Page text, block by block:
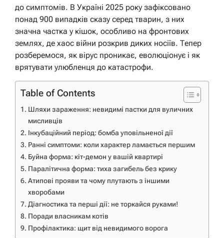
до симптомів. В Україні 2025 року зафіксовано
понад 900 випадків сказу серед тварин, з них
значна частка у кішок, особливо на фронтових
землях, де хаос війни розкрив диких носіїв. Тепер
розберемося, як вірус проникає, еволюціонує і як
врятувати улюбленця до катастрофи.
Table of Contents
Шляхи зараження: невидимі пастки для вуличних
мисливців
Інкубаційний період: бомба уповільненої дії
Ранні симптоми: коли характер ламається першим
Буйна форма: кіт-демон у вашій квартирі
Паралітична форма: тиха загибель без крику
Атипові прояви та чому плутають з іншими
хворобами
Діагностика та перші дії: не торкайся руками!
Поради власникам котів
Профілактика: щит від невидимого ворога